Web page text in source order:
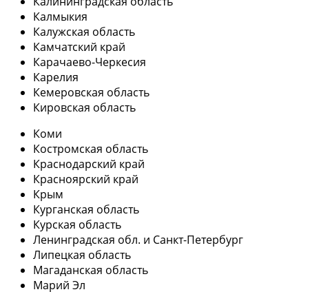
Калмыкия
Калужская область
Камчатский край
Карачаево-Черкесия
Карелия
Кемеровская область
Кировская область
Коми
Костромская область
Краснодарский край
Красноярский край
Крым
Курганская область
Курская область
Ленинградская обл. и Санкт-Петербург
Липецкая область
Магаданская область
Марий Эл